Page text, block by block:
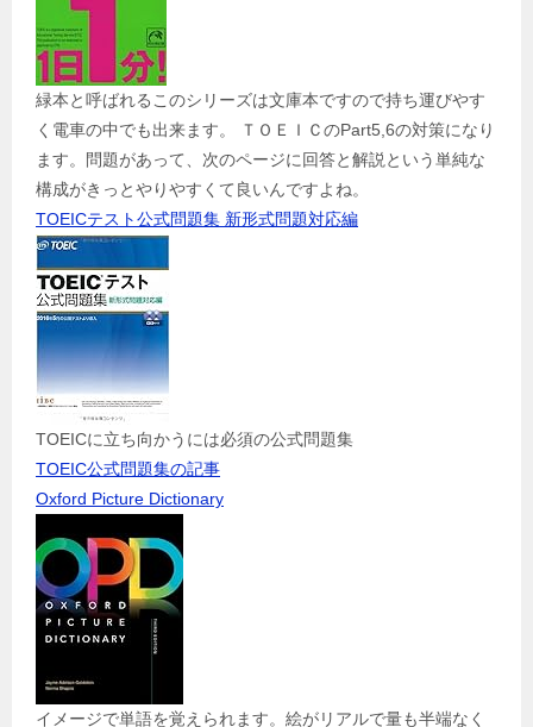
緑本と呼ばれるこのシリーズは文庫本ですので持ち運びやす
く電車の中でも出来ます。 ＴＯＥＩＣのPart5,6の対策になり
ます。問題があって、次のページに回答と解説という単純な
構成がきっとやりやすくて良いんですよね。
TOEICテスト公式問題集 新形式問題対応編
TOEICに立ち向かうには必須の公式問題集
TOEIC公式問題集の記事
Oxford Picture Dictionary
イメージで単語を覚えられます。絵がリアルで量も半端なく